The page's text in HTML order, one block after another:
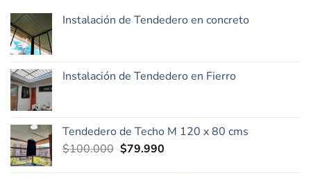
Instalación de Tendedero en concreto
Instalación de Tendedero en Fierro
Tendedero de Techo M 120 x 80 cms
$100.000 El
$79.990El